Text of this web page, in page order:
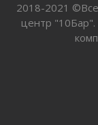
2018-2021
центр